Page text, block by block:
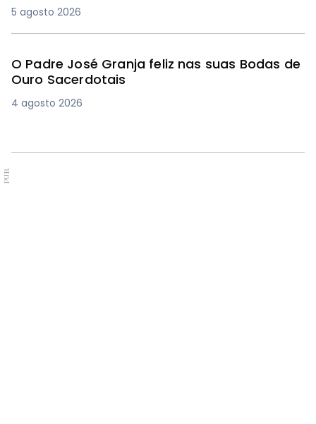
5 agosto 2026
O Padre José Granja feliz nas suas Bodas de
Ouro Sacerdotais
4 agosto 2026
PUB.